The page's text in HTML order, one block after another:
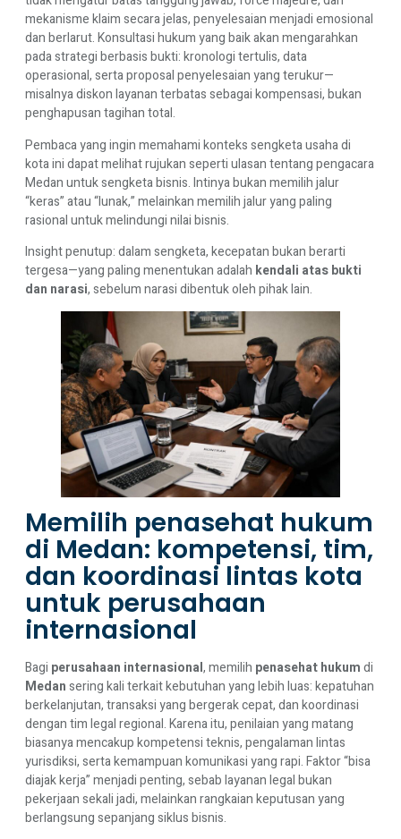
mekanisme klaim secara jelas, penyelesaian menjadi emosional
dan berlarut. Konsultasi hukum yang baik akan mengarahkan
pada strategi berbasis bukti: kronologi tertulis, data
operasional, serta proposal penyelesaian yang terukur—
misalnya diskon layanan terbatas sebagai kompensasi, bukan
penghapusan tagihan total.
Pembaca yang ingin memahami konteks sengketa usaha di
kota ini dapat melihat rujukan sepertiulasan tentang pengacara
Medan untuk sengketa bisnis. Intinya bukan memilih jalur
“keras” atau “lunak,” melainkan memilih jalur yang paling
rasional untuk melindungi nilai bisnis.
Insight penutup: dalam sengketa, kecepatan bukan berarti
tergesa—yang paling menentukan adalah kendali atas bukti
dan narasi, sebelum narasi dibentuk oleh pihak lain.
Memilih penasehat hukum
di Medan: kompetensi, tim,
dan koordinasi lintas kota
untuk perusahaan
internasional
Bagi perusahaan internasional, memilih penasehat hukumdi
Medansering kali terkait kebutuhan yang lebih luas: kepatuhan
berkelanjutan, transaksi yang bergerak cepat, dan koordinasi
dengan tim legal regional. Karena itu, penilaian yang matang
biasanya mencakup kompetensi teknis, pengalaman lintas
yurisdiksi, serta kemampuan komunikasi yang rapi. Faktor “bisa
diajak kerja” menjadi penting, sebab layanan legal bukan
pekerjaan sekali jadi, melainkan rangkaian keputusan yang
berlangsung sepanjang siklus bisnis.